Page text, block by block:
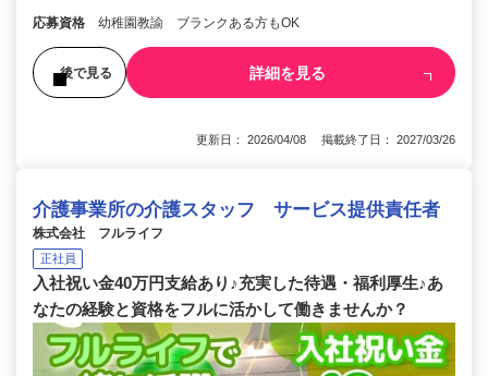
応募資格 幼稚園教諭 ブランクある方もOK
後で見る 詳細を見る
更新日： 2026/04/08 掲載終了日： 2027/03/26
介護事業所の介護スタッフ サービス提供責任者
株式会社 フルライフ
正社員
入社祝い金40万円支給あり♪充実した待遇・福利厚生♪あ
なたの経験と資格をフルに活かして働きませんか？